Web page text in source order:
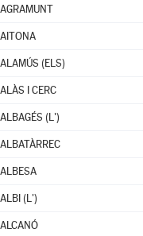
AGRAMUNT
AITONA
ALAMÚS (ELS)
ALÀS I CERC
ALBAGÉS (L')
ALBATÀRREC
ALBESA
ALBI (L')
ALCANÓ